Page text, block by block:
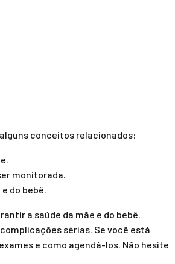
conceitos relacionados:
monitorada.
do bebê.
a saúde da mãe e do bebê.
sérias. Se você está
e como agendá-los. Não hesite